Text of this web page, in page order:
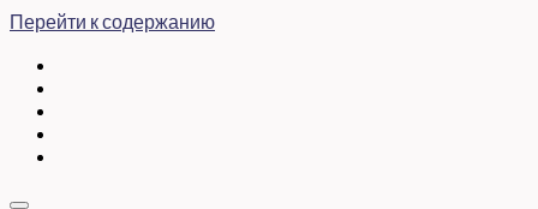
Перейти к содержанию